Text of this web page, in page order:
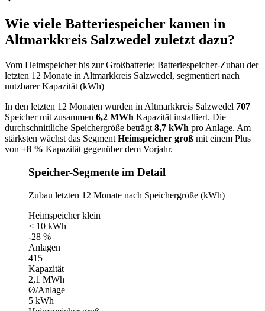
Wie viele Batteriespeicher kamen in
Altmarkkreis Salzwedel zuletzt dazu?
Vom Heimspeicher bis zur Großbatterie: Batteriespeicher-Zubau der
letzten 12 Monate in Altmarkkreis Salzwedel, segmentiert nach
nutzbarer Kapazität (kWh)
In den letzten 12 Monaten wurden in Altmarkkreis Salzwedel 707
Speicher mit zusammen 6,2 MWh Kapazität installiert. Die
durchschnittliche Speichergröße beträgt 8,7 kWh pro Anlage. Am
stärksten wächst das Segment Heimspeicher groß mit einem Plus
von +8 % Kapazität gegenüber dem Vorjahr.
Speicher-Segmente im Detail
Zubau letzten 12 Monate nach Speichergröße (kWh)
Heimspeicher klein
< 10 kWh
-28 %
Anlagen
415
Kapazität
2,1 MWh
Ø/Anlage
5 kWh